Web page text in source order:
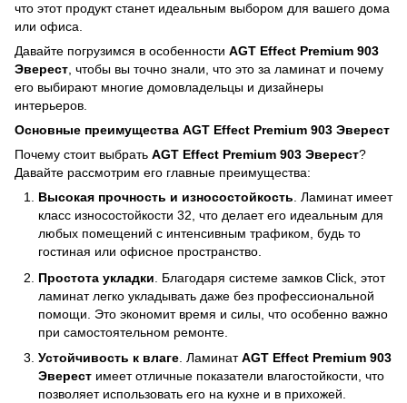
что этот продукт станет идеальным выбором для вашего дома
или офиса.
Давайте погрузимся в особенности AGT Effect Premium 903
Эверест, чтобы вы точно знали, что это за ламинат и почему
его выбирают многие домовладельцы и дизайнеры
интерьеров.
Основные преимущества AGT Effect Premium 903 Эверест
Почему стоит выбрать AGT Effect Premium 903 Эверест?
Давайте рассмотрим его главные преимущества:
Высокая прочность и износостойкость. Ламинат имеет
класс износостойкости 32, что делает его идеальным для
любых помещений с интенсивным трафиком, будь то
гостиная или офисное пространство.
Простота укладки . Благодаря системе замков Click, этот
ламинат легко укладывать даже без профессиональной
помощи. Это экономит время и силы, что особенно важно
при самостоятельном ремонте.
Устойчивость к влаге . ЛаминатAGT Effect Premium 903
Эверест имеет отличные показатели влагостойкости, что
позволяет использовать его на кухне и в прихожей.